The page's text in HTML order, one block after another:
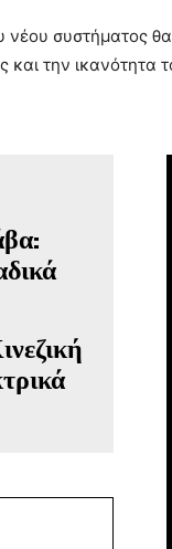
νέου συστήματος
την ικανότητα